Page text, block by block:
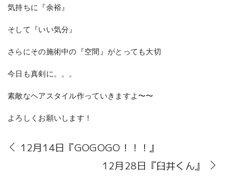
気持ちに『余裕』
そして『いい気分』
さらにその施術中の『空間』がとっても大切
今日も真剣に。。。
素敵なヘアスタイル作っていきますよ〜〜
よろしくお願いします！
12月14日『GOGOGO！！！』
12月28日『臼井くん』